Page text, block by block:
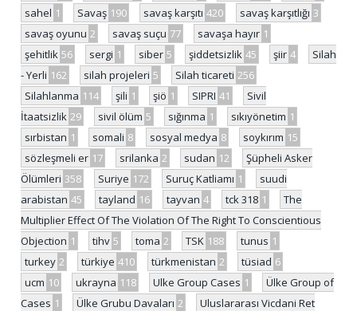
sahel 1 Savaş 190 savaş karşıtı 420 savaş karşıtlığı 3
savaş oyunu 2 savaş suçu 77 savaşa hayır 1
şehitlik 56 sergi 1 siber 5 şiddetsizlik 45 şiir 4
Silah
- Yerli 162 silah projeleri 5 Silah ticareti 256
Silahlanma 114 şili 1 şiö 1 SIPRI 41
Sivil
İtaatsizlik 29 sivil ölüm 5 sığınma 1 sıkıyönetim 1
sırbistan 1 somali 8 sosyal medya 8 soykırım 15
sözleşmeli er 17 srilanka 2 sudan 12
Şüpheli Asker
Ölümleri 358 Suriye 172 Suruç Katliamı 1
suudi
arabistan 45 tayland 16 tayvan 4 tck 318 1
The
Multiplier Effect Of The Violation Of The Right To Conscientious
Objection 1 tihv 5 toma 2 TSK 188 tunus 1
turkey 2 türkiye 410 türkmenistan 2 tüsiad 6
ucm 10 ukrayna 118 Ulke Group Cases 1
Ülke Group of
Cases 1 Ülke Grubu Davaları 2
Uluslararası Vicdani Ret